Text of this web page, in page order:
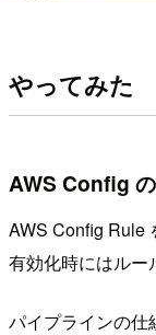
やってみた
AWS Config
AWS Config Rule
有効化時にはルー
パイプラインの仕